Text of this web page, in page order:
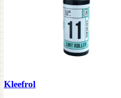
Kleefrol